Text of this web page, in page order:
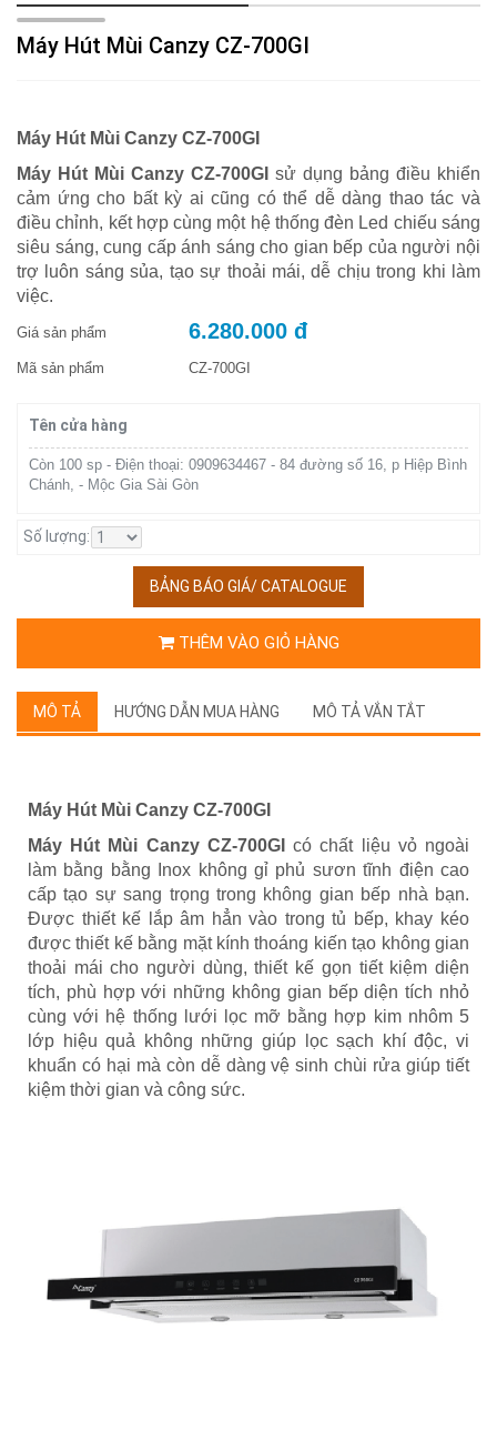
Máy Hút Mùi Canzy CZ-700GI
Máy Hút Mùi Canzy CZ-700GI
Máy Hút Mùi Canzy CZ-700GI sử dụng bảng điều khiển
cảm ứng cho bất kỳ ai cũng có thể dễ dàng thao tác và
điều chỉnh, kết hợp cùng một hệ thống đèn Led chiếu sáng
siêu sáng, cung cấp ánh sáng cho gian bếp của người nội
trợ luôn sáng sủa, tạo sự thoải mái, dễ chịu trong khi làm
việc.
Giá sản phẩm 6.280.000 đ
Mã sản phẩm CZ-700GI
Tên cửa hàng
Còn 100 sp - Điện thoại: 0909634467 - 84 đường số 16, p Hiệp Bình
Chánh, - Mộc Gia Sài Gòn
Số lượng:
BẢNG BÁO GIÁ/ CATALOGUE
THÊM VÀO GIỎ HÀNG
MÔ TẢ HƯỚNG DẪN MUA HÀNG MÔ TẢ VẮN TẮT
Máy Hút Mùi Canzy CZ-700GI
Máy Hút Mùi Canzy CZ-700GI
có chất liệu vỏ ngoài
làm bằng bằng Inox không gỉ phủ sươn tĩnh điện cao
cấp tạo sự sang trọng trong không gian bếp nhà bạn.
Được thiết kế lắp âm hẳn vào trong tủ bếp, khay kéo
được thiết kế bằng mặt kính thoáng kiến tạo không gian
thoải mái cho người dùng, thiết kế gọn tiết kiệm diện
tích, phù hợp với những không gian bếp diện tích nhỏ
cùng với hệ thống lưới lọc mỡ bằng hợp kim nhôm 5
lớp hiệu quả không những giúp lọc sạch khí độc, vi
khuẩn có hại mà còn dễ dàng vệ sinh chùi rửa giúp tiết
kiệm thời gian và công sức.